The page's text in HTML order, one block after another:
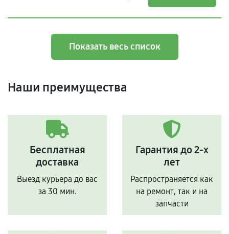
Показать весь список
Наши преимущества
Бесплатная
доставка
Выезд курьера до вас
за 30 мин.
Гарантия до 2-х
лет
Распространяется как
на ремонт, так и на
запчасти